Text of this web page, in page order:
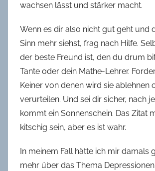
wachsen lässt und stärker macht.
Wenn es dir also nicht gut geht und
Sinn mehr siehst, frag nach Hilfe.
der beste Freund ist, den du drum
Tante oder dein Mathe-Lehrer.
Keiner von denen wird sie ablehnen
verurteilen. Und sei dir sicher, nach
kommt ein Sonnenschein. Das Zitat
kitschig sein, aber es ist wahr.
In meinem Fall hätte ich mir damals
mehr über das Thema